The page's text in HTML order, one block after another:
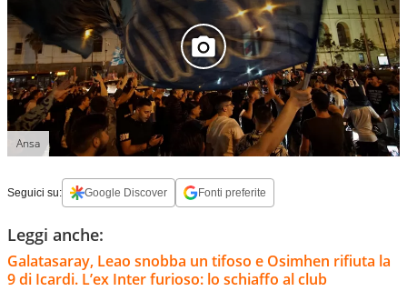
Ansa
Seguici su: Google Discover Fonti preferite
Leggi anche:
Galatasaray, Leao snobba un tifoso e Osimhen rifiuta la
9 di Icardi. L’ex Inter furioso: lo schiaffo al club